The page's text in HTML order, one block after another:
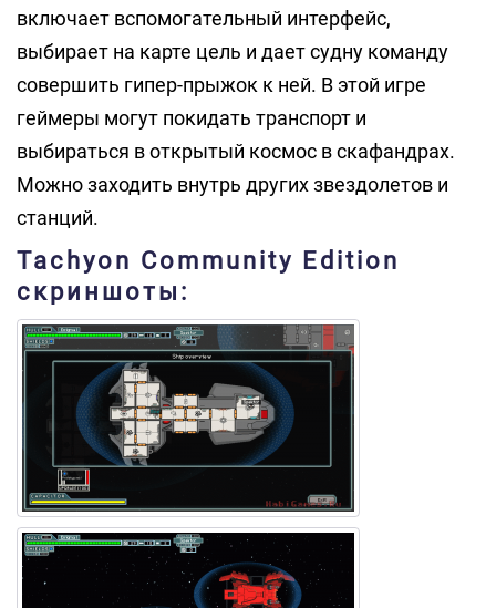
включает вспомогательный интерфейс,
выбирает на карте цель и дает судну команду
совершить гипер-прыжок к ней. В этой игре
геймеры могут покидать транспорт и
выбираться в открытый космос в скафандрах.
Можно заходить внутрь других звездолетов и
станций.
Tachyon Community Edition
скриншоты: